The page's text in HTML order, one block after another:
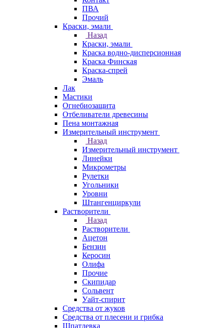
ПВА
Прочий
Краски, эмали
Назад
Краски, эмали
Краска водно-дисперсионная
Краска Финская
Краска-спрей
Эмаль
Лак
Мастики
Огнебиозащита
Отбеливатели древесины
Пена монтажная
Измерительный инструмент
Назад
Измерительный инструмент
Линейки
Микрометры
Рулетки
Угольники
Уровни
Штангенциркули
Растворители
Назад
Растворители
Ацетон
Бензин
Керосин
Олифа
Прочие
Скипидар
Сольвент
Уайт-спирит
Средства от жуков
Средства от плесени и грибка
Шпатлевка